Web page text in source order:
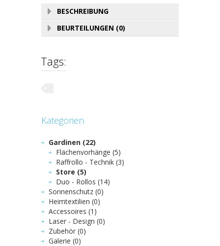
BESCHREIBUNG
BEURTEILUNGEN (0)
Tags:
Kategorien
Gardinen (22)
Flächenvorhänge (5)
Raffrollo - Technik (3)
Store (5)
Duo - Rollos (14)
Sonnenschutz (0)
Heimtextilien (0)
Accessoires (1)
Laser - Design (0)
Zubehör (0)
Galerie (0)